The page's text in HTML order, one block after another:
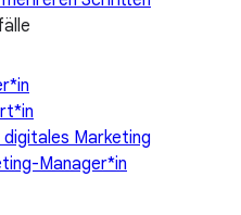
Marketing
Manager*in